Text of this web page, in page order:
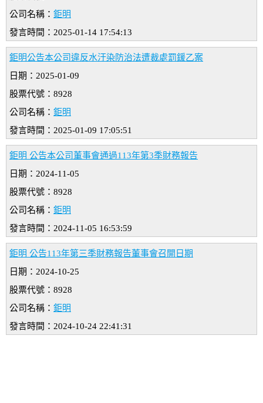
公司名稱： 鉅明
發言時間：2025-01-14 17:54:13
鉅明公告本公司違反水汙染防治法遭裁處罰鍰乙案
日期：2025-01-09
股票代號：8928
公司名稱： 鉅明
發言時間：2025-01-09 17:05:51
鉅明 公告本公司董事會通過113年第3季財務報告
日期：2024-11-05
股票代號：8928
公司名稱： 鉅明
發言時間：2024-11-05 16:53:59
鉅明 公告113年第三季財務報告董事會召開日期
日期：2024-10-25
股票代號：8928
公司名稱： 鉅明
發言時間：2024-10-24 22:41:31